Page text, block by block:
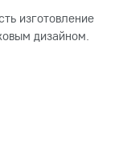
изготовление
дизайном.